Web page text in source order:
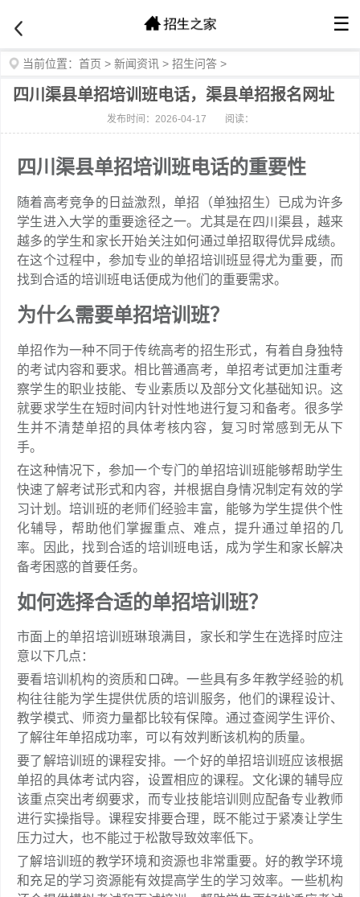
☰
当前位置： 首页 > 新闻资讯 > 招生问答 >
四川渠县单招培训班电话，渠县单招报名网址
发布时间：2026-04-17 阅读：
四川渠县单招培训班电话的重要性
随着高考竞争的日益激烈，单招（单独招生）已成为许多
学生进入大学的重要途径之一。尤其是在四川渠县，越来
越多的学生和家长开始关注如何通过单招取得优异成绩。
在这个过程中，参加专业的单招培训班显得尤为重要，而
找到合适的培训班电话便成为他们的重要需求。
为什么需要单招培训班？
单招作为一种不同于传统高考的招生形式，有着自身独特
的考试内容和要求。相比普通高考，单招考试更加注重考
察学生的职业技能、专业素质以及部分文化基础知识。这
就要求学生在短时间内针对性地进行复习和备考。很多学
生并不清楚单招的具体考核内容，复习时常感到无从下
手。
在这种情况下，参加一个专门的单招培训班能够帮助学生
快速了解考试形式和内容，并根据自身情况制定有效的学
习计划。培训班的老师们经验丰富，能够为学生提供个性
化辅导，帮助他们掌握重点、难点，提升通过单招的几
率。因此，找到合适的培训班电话，成为学生和家长解决
备考困惑的首要任务。
如何选择合适的单招培训班？
市面上的单招培训班琳琅满目，家长和学生在选择时应注
意以下几点：
要看培训机构的资质和口碑。一些具有多年教学经验的机
构往往能为学生提供优质的培训服务，他们的课程设计、
教学模式、师资力量都比较有保障。通过查阅学生评价、
了解往年单招成功率，可以有效判断该机构的质量。
要了解培训班的课程安排。一个好的单招培训班应该根据
单招的具体考试内容，设置相应的课程。文化课的辅导应
该重点突出考纲要求，而专业技能培训则应配备专业教师
进行实操指导。课程安排要合理，既不能过于紧凑让学生
压力过大，也不能过于松散导致效率低下。
了解培训班的教学环境和资源也非常重要。好的教学环境
和充足的学习资源能有效提高学生的学习效率。一些机构